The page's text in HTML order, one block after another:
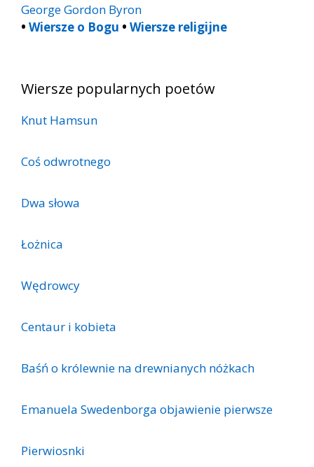
George Gordon Byron
• Wiersze o Bogu • Wiersze religijne
Wiersze popularnych poetów
Knut Hamsun
Coś odwrotnego
Dwa słowa
Łożnica
Wędrowcy
Centaur i kobieta
Baśń o królewnie na drewnianych nóżkach
Emanuela Swedenborga objawienie pierwsze
Pierwiosnki